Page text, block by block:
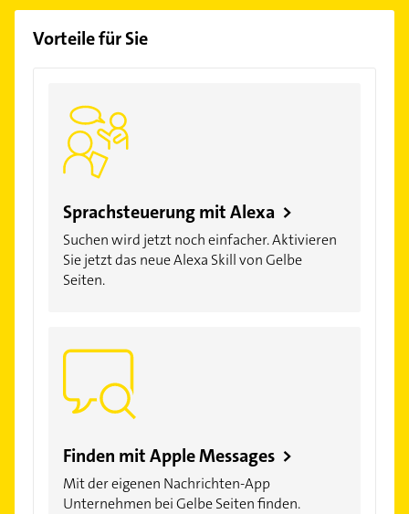
Vorteile für Sie
Sprachsteuerung mit Alexa >
Suchen wird jetzt noch einfacher. Aktivieren
Sie jetzt das neue Alexa Skill von Gelbe
Seiten.
Finden mit Apple Messages >
Mit der eigenen Nachrichten-App
Unternehmen bei Gelbe Seiten finden.